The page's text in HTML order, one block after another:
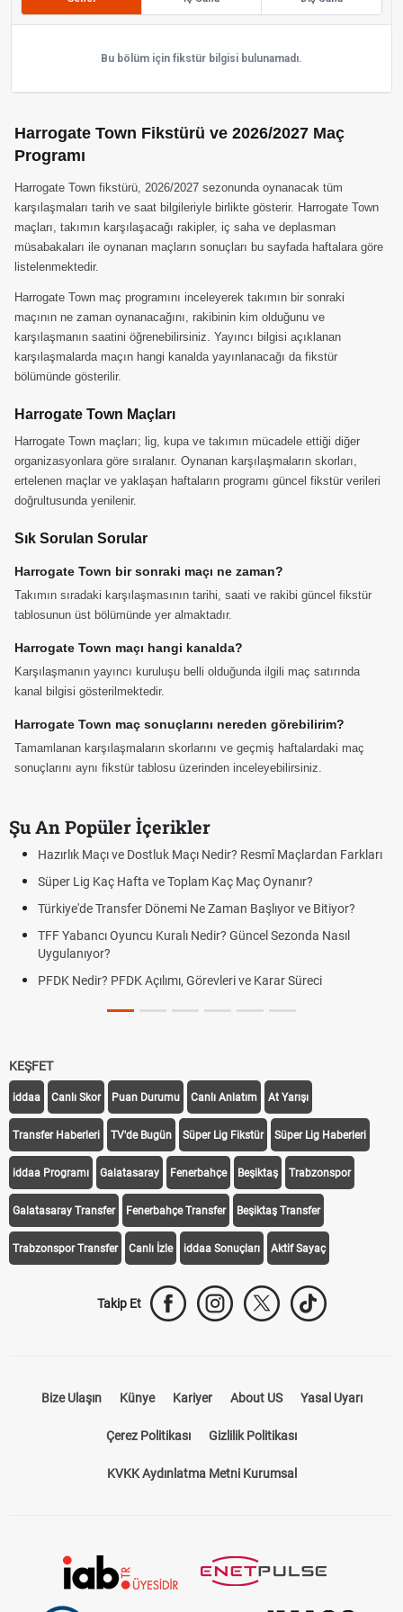
Bu bölüm için fikstür bilgisi bulunamadı.
Harrogate Town Fikstürü ve 2026/2027 Maç
Programı
Harrogate Town fikstürü, 2026/2027 sezonunda oynanacak tüm
karşılaşmaları tarih ve saat bilgileriyle birlikte gösterir. Harrogate Town
maçları, takımın karşılaşacağı rakipler, iç saha ve deplasman
müsabakaları ile oynanan maçların sonuçları bu sayfada haftalara göre
listelenmektedir.
Harrogate Town maç programını inceleyerek takımın bir sonraki
maçının ne zaman oynanacağını, rakibinin kim olduğunu ve
karşılaşmanın saatini öğrenebilirsiniz. Yayıncı bilgisi açıklanan
karşılaşmalarda maçın hangi kanalda yayınlanacağı da fikstür
bölümünde gösterilir.
Harrogate Town Maçları
Harrogate Town maçları; lig, kupa ve takımın mücadele ettiği diğer
organizasyonlara göre sıralanır. Oynanan karşılaşmaların skorları,
ertelenen maçlar ve yaklaşan haftaların programı güncel fikstür verileri
doğrultusunda yenilenir.
Sık Sorulan Sorular
Harrogate Town bir sonraki maçı ne zaman?
Takımın sıradaki karşılaşmasının tarihi, saati ve rakibi güncel fikstür
tablosunun üst bölümünde yer almaktadır.
Harrogate Town maçı hangi kanalda?
Karşılaşmanın yayıncı kuruluşu belli olduğunda ilgili maç satırında
kanal bilgisi gösterilmektedir.
Harrogate Town maç sonuçlarını nereden görebilirim?
Tamamlanan karşılaşmaların skorlarını ve geçmiş haftalardaki maç
sonuçlarını aynı fikstür tablosu üzerinden inceleyebilirsiniz.
Şu An Popüler İçerikler
Hazırlık Maçı ve Dostluk Maçı Nedir? Resmî Maçlardan Farkları
Süper Lig Kaç Hafta ve Toplam Kaç Maç Oynanır?
Türkiye'de Transfer Dönemi Ne Zaman Başlıyor ve Bitiyor?
TFF Yabancı Oyuncu Kuralı Nedir? Güncel Sezonda Nasıl
Uygulanıyor?
PFDK Nedir? PFDK Açılımı, Görevleri ve Karar Süreci
KEŞFET
iddaa Canlı Skor Puan Durumu Canlı Anlatım At Yarışı
Transfer Haberleri TV'de Bugün Süper Lig Fikstür Süper Lig Haberleri
iddaa Programı Galatasaray Fenerbahçe Beşiktaş Trabzonspor
Galatasaray Transfer Fenerbahçe Transfer Beşiktaş Transfer
Trabzonspor Transfer Canlı İzle iddaa Sonuçları Aktif Sayaç
Takip Et
Bize Ulaşın Künye Kariyer About US Yasal Uyarı
Çerez Politikası Gizlilik Politikası
KVKK Aydınlatma Metni Kurumsal